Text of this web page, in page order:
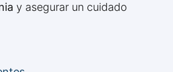
y asegurar un cuidado